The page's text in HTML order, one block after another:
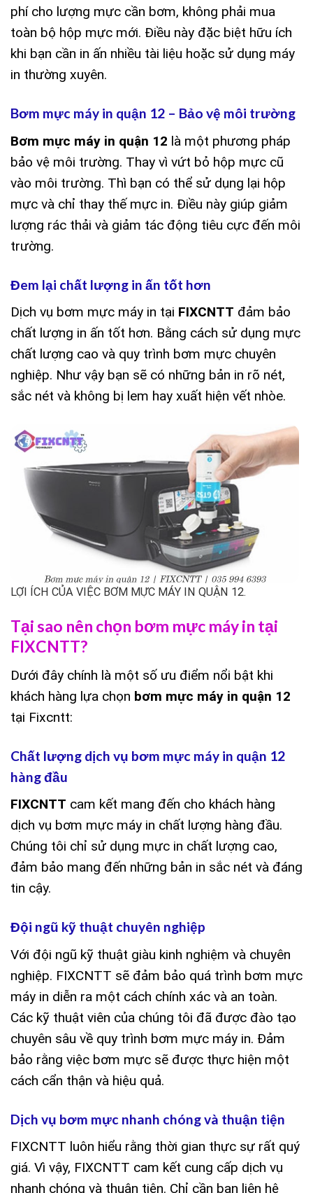
phí cho lượng mực cần bơm, không phải mua
toàn bộ hộp mực mới. Điều này đặc biệt hữu ích
khi bạn cần in ấn nhiều tài liệu hoặc sử dụng máy
in thường xuyên.
Bơm mực máy in quận 12 – Bảo vệ môi trường
Bơm mực máy in quận 12 là một phương pháp
bảo vệ môi trường. Thay vì vứt bỏ hộp mực cũ
vào môi trường. Thì bạn có thể sử dụng lại hộp
mực và chỉ thay thế mực in. Điều này giúp giảm
lượng rác thải và giảm tác động tiêu cực đến môi
trường.
Đem lại chất lượng in ấn tốt hơn
Dịch vụ bơm mực máy in tại FIXCNTT đảm bảo
chất lượng in ấn tốt hơn. Bằng cách sử dụng mực
chất lượng cao và quy trình bơm mực chuyên
nghiệp. Như vậy bạn sẽ có những bản in rõ nét,
sắc nét và không bị lem hay xuất hiện vết nhòe.
LỢI ÍCH CỦA VIỆC BƠM MỰC MÁY IN QUẬN 12.
Tại sao nên chọn bơm mực máy in tại
FIXCNTT?
Dưới đây chính là một số ưu điểm nổi bật khi
khách hàng lựa chọn bơm mực máy in quận 12
tại Fixcntt:
Chất lượng dịch vụ bơm mực máy in quận 12
hàng đầu
FIXCNTT cam kết mang đến cho khách hàng
dịch vụ bơm mực máy in chất lượng hàng đầu.
Chúng tôi chỉ sử dụng mực in chất lượng cao,
đảm bảo mang đến những bản in sắc nét và đáng
tin cậy.
Đội ngũ kỹ thuật chuyên nghiệp
Với đội ngũ kỹ thuật giàu kinh nghiệm và chuyên
nghiệp. FIXCNTT sẽ đảm bảo quá trình bơm mực
máy in diễn ra một cách chính xác và an toàn.
Các kỹ thuật viên của chúng tôi đã được đào tạo
chuyên sâu về quy trình bơm mực máy in. Đảm
bảo rằng việc bơm mực sẽ được thực hiện một
cách cẩn thận và hiệu quả.
Dịch vụ bơm mực nhanh chóng và thuận tiện
FIXCNTT luôn hiểu rằng thời gian thực sự rất quý
giá. Vì vậy, FIXCNTT cam kết cung cấp dịch vụ
nhanh chóng và thuận tiện. Chỉ cần bạn liên hệ